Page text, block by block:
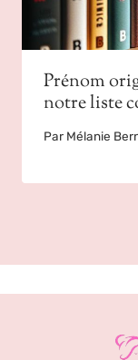
Prénom
notre liste
Par Mélanie